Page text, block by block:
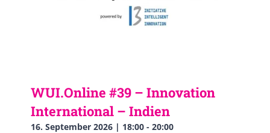
WUI.Online #39 – Innovation
International – Indien
16. September 2026 | 18:00 - 20:00